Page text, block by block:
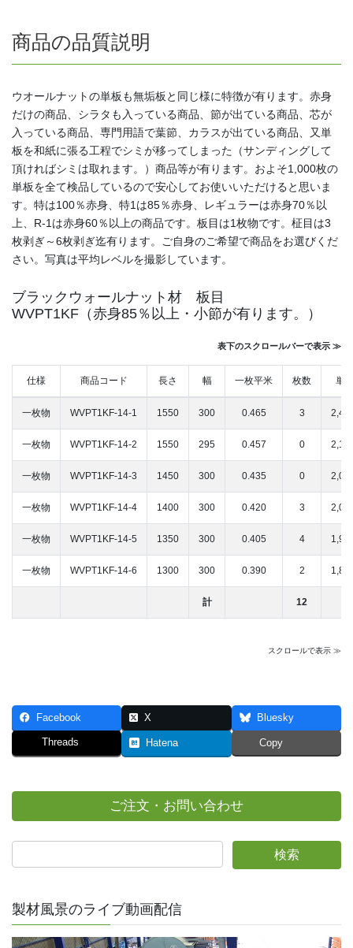
商品の品質説明
ウオールナットの単板も無垢板と同じ様に特徴が有ります。赤身
だけの商品、シラタも入っている商品、節が出ている商品、芯が
入っている商品、専門用語で葉節、カラスが出ている商品、又単
板を和紙に張る工程でシミが移ってしまった（サンディングして
頂ければシミは取れます。）商品等が有ります。およそ1,000枚の
単板を全て検品しているので安心してお使いいただけると思いま
す。特は100％赤身、特1は85％赤身、レギュラーは赤身70％以
上、R-1は赤身60％以上の商品です。板目は1枚物です。柾目は3
枚剥ぎ～6枚剥ぎ迄有ります。ご自身のご希望で商品をお選びくだ
さい。写真は平均レベルを撮影しています。
ブラックウォールナット材 板目
WVPT1KF（赤身85％以上・小節が有ります。）
表下のスクロールバーで表示 ≫
仕様 商品コード 長さ 幅 一枚平米 枚数 単
一枚物 WVPT1KF-14-1 1550 300 0.465 3
一枚物 WVPT1KF-14-2 1550 295 0.457 0
一枚物 WVPT1KF-14-3 1450 300 0.435 0
一枚物 WVPT1KF-14-4 1400 300 0.420 3
一枚物 WVPT1KF-14-5 1350 300 0.405 4
一枚物 WVPT1KF-14-6 1300 300 0.390 2
計 12
スクロールで表示 ≫
Facebook X Bluesky
Threads Hatena Copy
ご注文・お問い合わせ
製材風景のライブ動画配信